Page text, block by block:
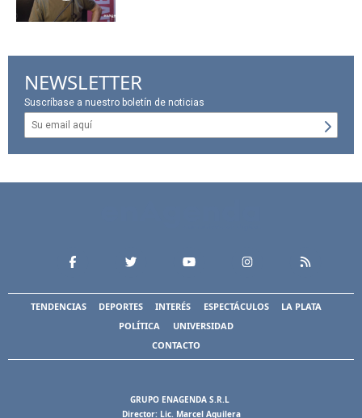
NEWSLETTER
Suscríbase a nuestro boletín de noticias
TENDENCIAS DEPORTES INTERÉS ESPECTÁCULOS
LA PLATA
POLÍTICA
UNIVERSIDAD
CONTACTO
GRUPO ENAGENDA S.R.L
Director: Lic. Marcel Aguilera